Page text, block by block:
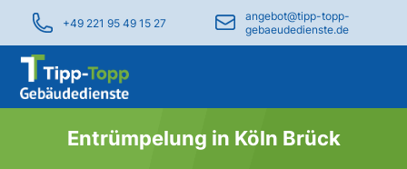
+49 221 95 49 15 27
angebot@tipp-topp-
gebaeudedienste.de
Entrümpelung in Köln Brück